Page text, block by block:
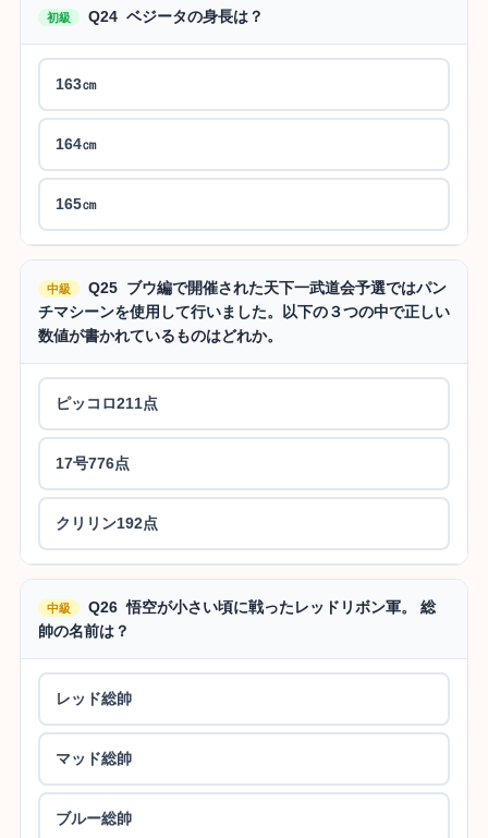
初級 Q24 ベジータの身長は？
163㎝
164㎝
165㎝
中級
Q25 ブウ編で開催された天下一武道会予選ではパン
チマシーンを使用して行いました。以下の３つの中で正しい
数値が書かれているものはどれか。
ピッコロ211点
17号776点
クリリン192点
中級
Q26 悟空が小さい頃に戦ったレッドリボン軍。 総
帥の名前は？
レッド総帥
マッド総帥
ブルー総帥